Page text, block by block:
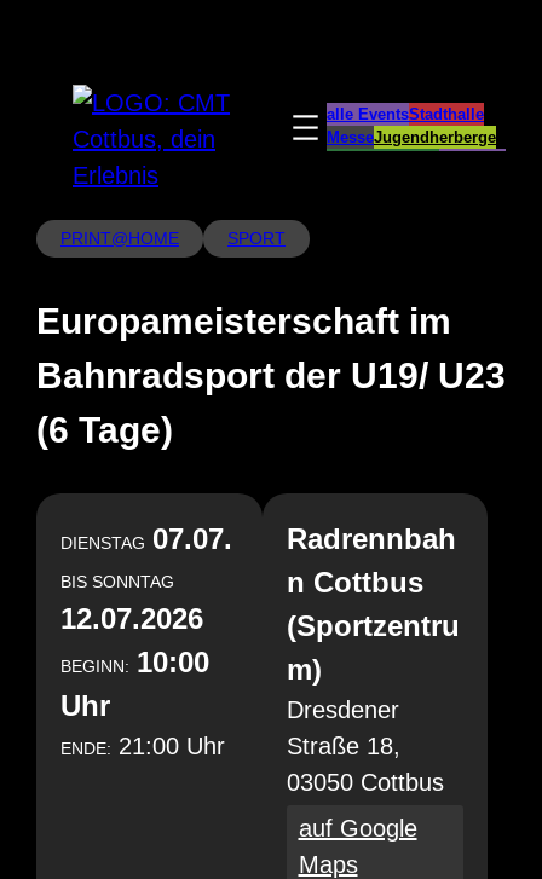
springen
alle EventsStadthalle
MesseJugendherberge
PRINT@HOME SPORT
Europameisterschaft im
Bahnradsport der U19/ U23
(6 Tage)
DIENSTAG 07.07.
BIS SONNTAG
12.07.2026
BEGINN: 10:00
Uhr
ENDE: 21:00 Uhr
Radrennbah
n Cottbus
(Sportzentru
m)
Dresdener
Straße 18,
03050 Cottbus
auf Google
Maps